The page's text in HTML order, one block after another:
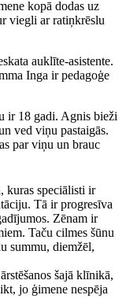
kopā dodas uz
viegli ar ratiņkrēslu
auklīte-asistente.
Inga ir pedagoģe
ir 18 gadi. Agnis bieži
ved viņu pastaigās.
par viņu un brauc
kuras speciālisti ir
Tā ir progresīva
Zēnam ir
Taču cilmes šūnu
summu, diemžēl,
šajā klīnikā,
jo ģimene nespēja